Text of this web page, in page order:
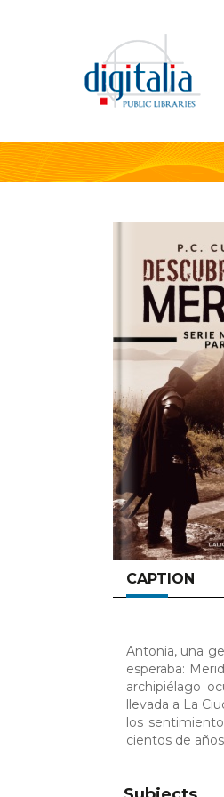
CAPTION
Antonia, una
esperaba:
archipiélago
llevada a La
los
cientos de